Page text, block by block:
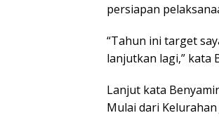
persiapan
“Tahun ini target
lanjutkan lagi,” kata
Lanjut kata
Mulai dari